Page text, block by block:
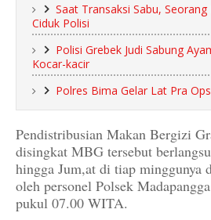
Saat Transaksi Sabu,
Ciduk Polisi
Polisi Grebek Judi Sabung
Kocar-kacir
Polres Bima Gelar Lat Pra
Pendistribusian Makan Bergizi
disingkat MBG tersebut
hingga Jum,at di tiap minggunya
oleh personel Polsek
pukul 07.00 WITA.